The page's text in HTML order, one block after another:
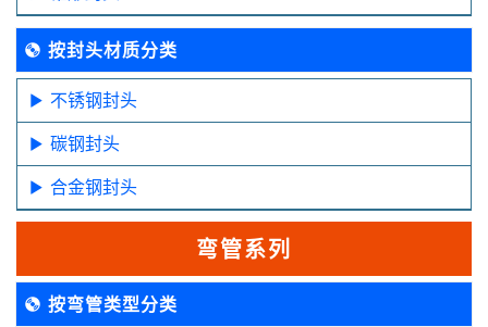
按封头材质分类
不锈钢封头
碳钢封头
合金钢封头
弯管系列
按弯管类型分类